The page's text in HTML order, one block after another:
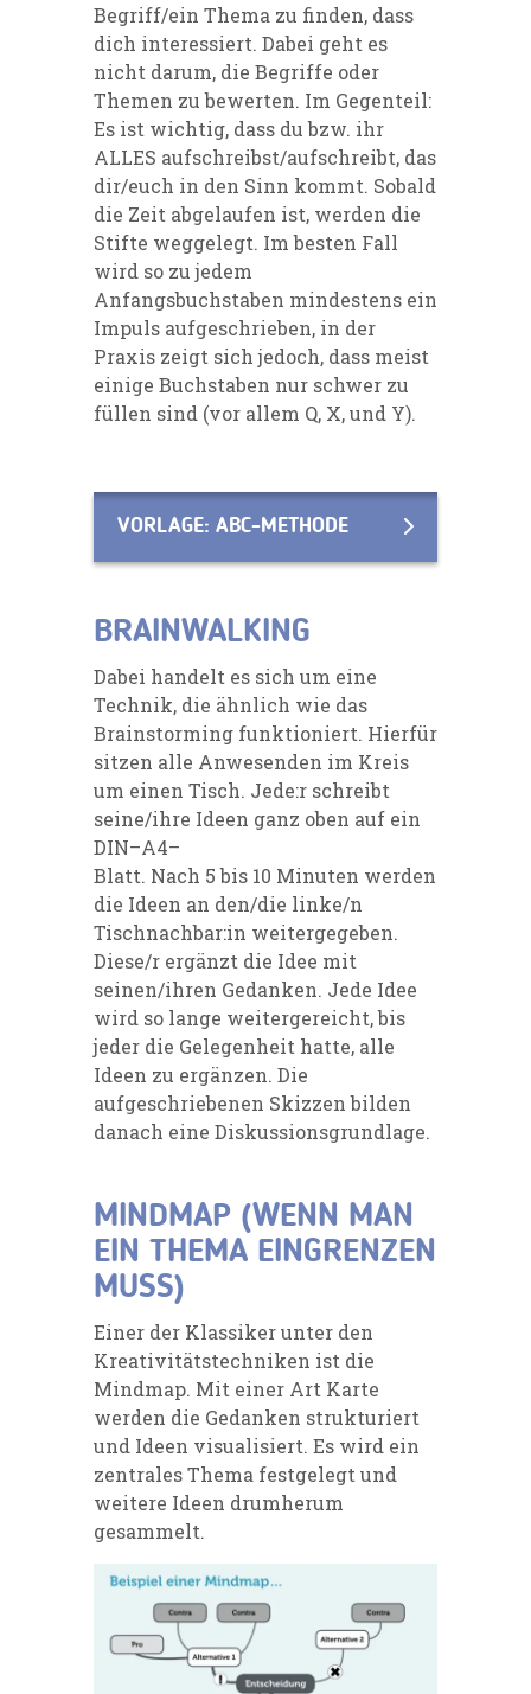
Begriff/ein Thema zu finden, dass
dich interessiert. Dabei geht es
nicht darum, die Begriffe oder
Themen zu bewerten. Im Gegenteil:
Es ist wichtig, dass du bzw. ihr
ALLES aufschreibst/aufschreibt, das
dir/euch in den Sinn kommt. Sobald
die Zeit abgelaufen ist, werden die
Stifte weggelegt. Im besten Fall
wird so zu jedem
Anfangsbuchstaben mindestens ein
Impuls aufgeschrieben, in der
Praxis zeigt sich jedoch, dass meist
einige Buchstaben nur schwer zu
füllen sind (vor allem Q, X, und Y).
VORLAGE: ABC-METHODE
BRAINWALKING
Dabei handelt es sich um eine
Technik, die ähnlich wie das
Brainstorming funktioniert. Hierfür
sitzen alle Anwesenden im Kreis
um einen Tisch. Jede:r schreibt
seine/ihre Ideen ganz oben auf ein
DIN–A4–
Blatt. Nach 5 bis 10 Minuten werden
die Ideen an den/die linke/n
Tischnachbar:in weitergegeben.
Diese/r ergänzt die Idee mit
seinen/ihren Gedanken. Jede Idee
wird so lange weitergereicht, bis
jeder die Gelegenheit hatte, alle
Ideen zu ergänzen. Die
aufgeschriebenen Skizzen bilden
danach eine Diskussionsgrundlage.
MINDMAP (WENN MAN
EIN THEMA EINGRENZEN
MUSS)
Einer der Klassiker unter den
Kreativitätstechniken ist die
Mindmap. Mit einer Art Karte
werden die Gedanken strukturiert
und Ideen visualisiert. Es wird ein
zentrales Thema festgelegt und
weitere Ideen drumherum
gesammelt.